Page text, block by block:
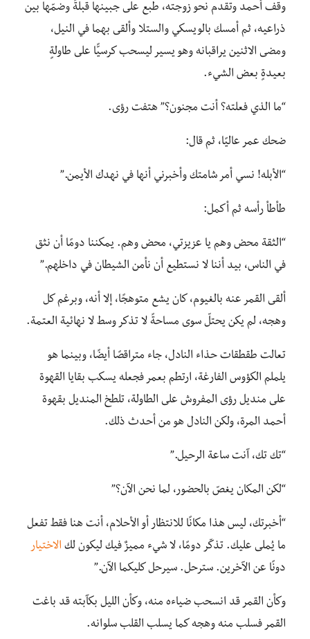
وقف أحمد وتقدم نحو زوجته، طبع على جبينها قبلةً وضمّها بين
ذراعيه، ثم أمسك بالويسكي والستلا وألقى بهما في النيل،
ومضى الاثنين يراقبانه وهو يسير ليسحب كرسيًّا على طاولةٍ
بعيدةٍ بعض الشيء.
“ما الذي فعلته؟ أنت مجنون؟” هتفت رؤى.
ضحك عمر عاليًا، ثم قال:
“الأبله! نسي أمر شامتك وأخبرني أنها في نهدك الأيمن.”
طأطأ رأسه ثم أكمل:
“الثقة محض وهم يا عزيزتي، محض وهم. يمكننا دومًا أن نثق
في الناس، بيد أننا لا نستطيع أن نأمن الشيطان في داخلهم.”
ألقى القمر عنه بالغيوم، كان يشع متوهجًا، إلا أنه، وبرغم كل
وهجه، لم يكن يحتلّ سوى مساحةً لا تذكر وسط لا نهائية العتمة.
تعالت طقطقات حذاء النادل، جاء متراقصًا أيضًا، وبينما هو
يلملم الكؤوس الفارغة، ارتطم بعمر فجعله يسكب بقايا القهوة
على منديل رؤى المفروش على الطاولة، تلطخ المنديل بقهوة
أحمد المرة، ولكن النادل هو من أحدث ذلك.
“تك تك، آنت ساعة الرحيل.”
“لكن المكان يغصّ بالحضور، لما نحن الآن؟”
“أخبرتك، ليس هذا مكانًا للانتظار أو الأحلام، أنت هنا فقط تفعل
ما يُملى عليك. تذكّر دومًا، لا شيء مميزٌ فيك ليكون لك الاختيار
دونًا عن الآخرين. سترحل. سيرحل كليكما الآن.”
وكأن القمر قد انسحب ضياءه منه، وكأن الليل بكآبته قد باغت
القمر فسلب منه وهجه كما يسلب القلب سلوانه.